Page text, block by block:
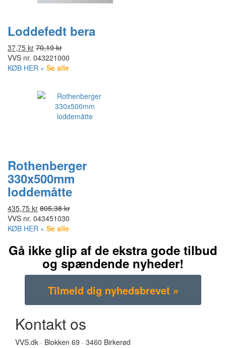
Loddefedt bera
37,75 kr 70,19 kr
VVS nr. 043221000
KØB HER » Se alle
Rothenberger
330x500mm
loddemåtte
435,75 kr 805,38 kr
VVS nr. 043451030
KØB HER » Se alle
Gå ikke glip af de ekstra gode tilbud
og spændende nyheder!
Kontakt os
VVS.dk · Blokken 69 · 3460 Birkerød